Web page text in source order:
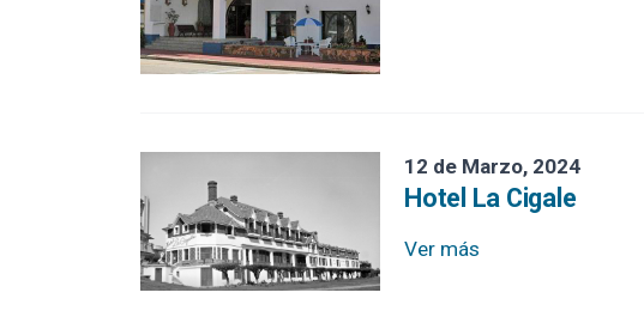
Hotel Casino Nogaró
Hotel British House
Escuela Nº 5
El Mejillón Bar
12 de Marzo, 2024
Hotel La Cigale
Ver más